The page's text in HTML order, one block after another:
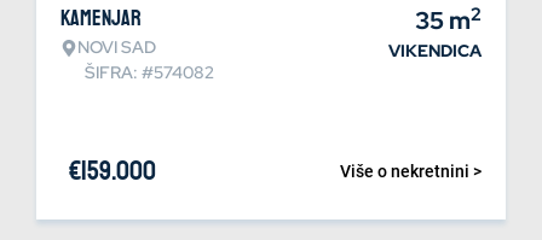
Kamenjar
NOVI SAD
ŠIFRA: #574082
35m2
VIKENDICA
Više o nekretnini >
€159.000